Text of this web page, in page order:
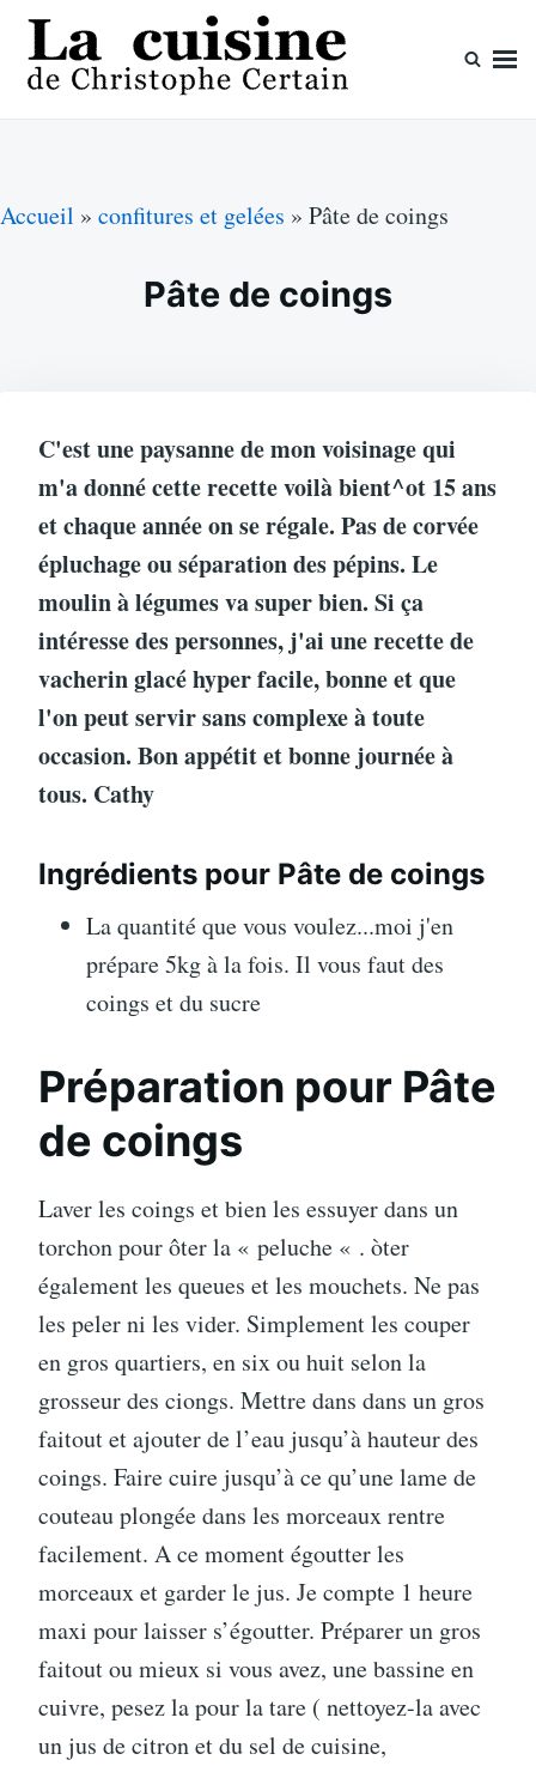
Skip
content
Search
for:
Accueil » confitures et gelées » Pâte de coings
Pâte de coings
C'est une paysanne de mon voisinage qui
m'a donné cette recette voilà bient^ot 15 ans
et chaque année on se régale. Pas de corvée
épluchage ou séparation des pépins. Le
moulin à légumes va super bien. Si ça
intéresse des personnes, j'ai une recette de
vacherin glacé hyper facile, bonne et que
l'on peut servir sans complexe à toute
occasion. Bon appétit et bonne journée à
tous. Cathy
Ingrédients pour Pâte de coings
La quantité que vous voulez...moi j'en
prépare 5kg à la fois. Il vous faut des
coings et du sucre
Préparation pour Pâte
de coings
Laver les coings et bien les essuyer dans un
torchon pour ôter la « peluche « . òter
également les queues et les mouchets. Ne pas
les peler ni les vider. Simplement les couper
en gros quartiers, en six ou huit selon la
grosseur des ciongs. Mettre dans dans un gros
faitout et ajouter de l’eau jusqu’à hauteur des
coings. Faire cuire jusqu’à ce qu’une lame de
couteau plongée dans les morceaux rentre
facilement. A ce moment égoutter les
morceaux et garder le jus. Je compte 1 heure
maxi pour laisser s’égoutter. Préparer un gros
faitout ou mieux si vous avez, une bassine en
cuivre, pesez la pour la tare ( nettoyez-la avec
un jus de citron et du sel de cuisine,